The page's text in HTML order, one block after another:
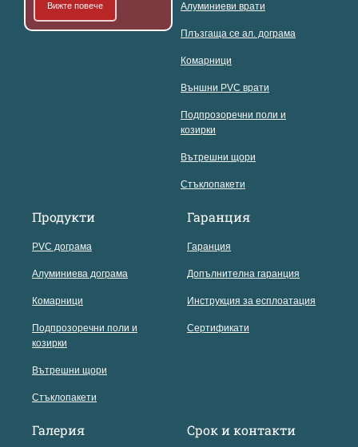
Вижте повече Алуминиеви врати
Плъзгаща се ал. дограма
Комарници
Външни PVC врати
Подпрозоречни поли и
козирки
Вътрешни щори
Стъклопакети
Продукти
PVC дограма
Алуминиева дограма
Комарници
Подпрозоречни поли и
козирки
Вътрешни щори
Стъклопакети
Гаранция
Гаранция
Допълнителна гаранция
Инструкция за есплоатация
Сертификати
Галерия Срок и контакти